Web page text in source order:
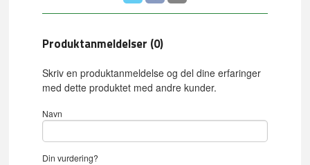
Produktanmeldelser (0)
Skriv en produktanmeldelse og del dine erfaringer
med dette produktet med andre kunder.
Navn
Din vurdering?